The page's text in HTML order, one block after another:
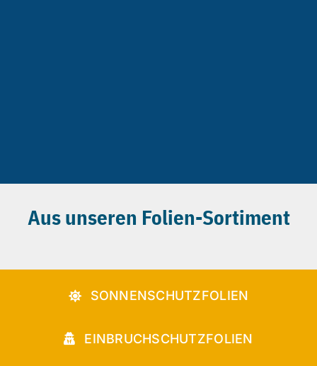
Aus unseren Folien-Sortiment
SONNENSCHUTZFOLIEN
EINBRUCHSCHUTZFOLIEN